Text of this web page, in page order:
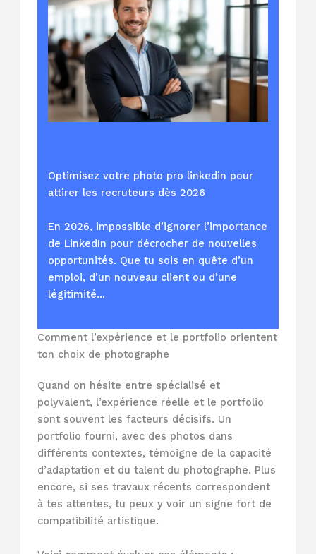
Optimisez votre photo pro linkedin pour
attirer les recruteurs dès 2026
En 2026, impossible d’ignorer l’importance
de LinkedIn pour décrocher de nouvelles
opportunités. Que tu sois en quête d’un
emploi, d’un nouveau client ou d’une
légitimité…
Comment l’expérience et le portfolio orientent
ton choix de photographe
Quand on hésite entre spécialisé et
polyvalent, l’expérience réelle et le portfolio
sont souvent les facteurs décisifs. Un
portfolio fourni, avec des photos dans
différents contextes, témoigne de la capacité
d’adaptation et du talent du photographe. Plus
encore, si ses travaux récents correspondent
à tes attentes, tu peux y voir un signe fort de
compatibilité artistique.